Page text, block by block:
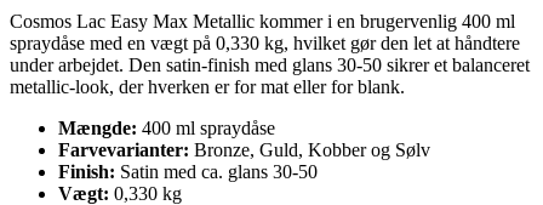
Cosmos Lac Easy Max Metallic kommer i en brugervenlig 400 ml
spraydåse med en vægt på 0,330 kg, hvilket gør den let at håndtere
under arbejdet. Den satin-finish med glans 30-50 sikrer et balanceret
metallic-look, der hverken er for mat eller for blank.
Mængde: 400 ml spraydåse
Farvevarianter: Bronze, Guld, Kobber og Sølv
Finish: Satin med ca. glans 30-50
Vægt: 0,330 kg